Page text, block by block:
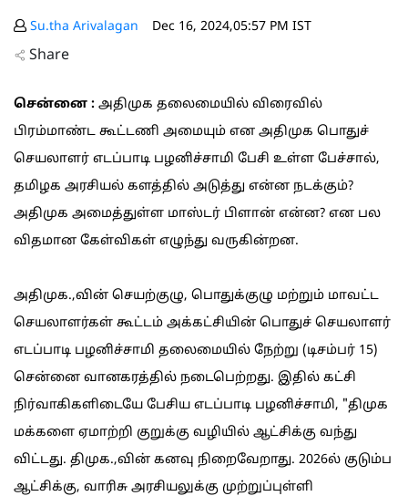
Su.tha Arivalagan Dec 16, 2024,05:57 PM IST
Share
சென்னை : அதிமுக தலைமையில் விரைவில்
பிரம்மாண்ட கூட்டணி அமையும் என அதிமுக பொதுச்
செயலாளர் எடப்பாடி பழனிச்சாமி பேசி உள்ள பேச்சால்,
தமிழக அரசியல் களத்தில் அடுத்து என்ன நடக்கும்?
அதிமுக அமைத்துள்ள மாஸ்டர் பிளான் என்ன? என பல
விதமான கேள்விகள் எழுந்து வருகின்றன.
அதிமுக.,வின் செயற்குழு, பொதுக்குழு மற்றும் மாவட்ட
செயலாளர்கள் கூட்டம் அக்கட்சியின் பொதுச் செயலாளர்
எடப்பாடி பழனிச்சாமி தலைமையில் நேற்று (டிசம்பர் 15)
சென்னை வானகரத்தில் நடைபெற்றது. இதில் கட்சி
நிர்வாகிகளிடையே பேசிய எடப்பாடி பழனிச்சாமி, "திமுக
மக்களை ஏமாற்றி குறுக்கு வழியில் ஆட்சிக்கு வந்து
விட்டது. திமுக.,வின் கனவு நிறைவேறாது. 2026ல் குடும்ப
ஆட்சிக்கு, வாரிசு அரசியலுக்கு முற்றுப்புள்ளி